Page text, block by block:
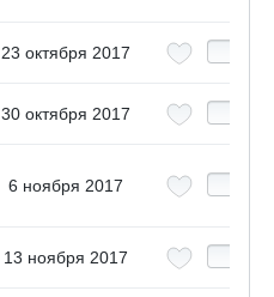
23 октября 2017
30 октября 2017
6 ноября 2017
13 ноября 2017